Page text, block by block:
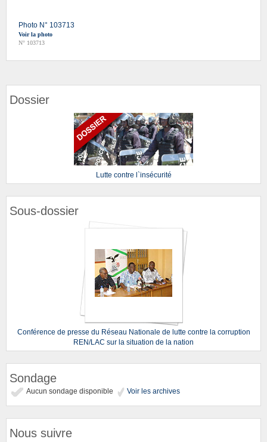
Photo N° 103713
Voir la photo
N° 103713
Dossier
Lutte contre l`insécurité
Sous-dossier
Conférence de presse du Réseau Nationale de lutte contre la corruption
REN/LAC sur la situation de la nation
Sondage
Aucun sondage disponible Voir les archives
Nous suivre